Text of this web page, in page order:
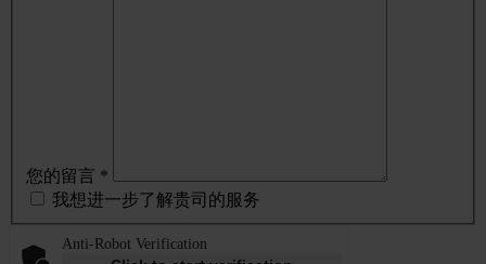
您的留言 *
我想进一步了解贵司的服务
Anti-Robot Verification